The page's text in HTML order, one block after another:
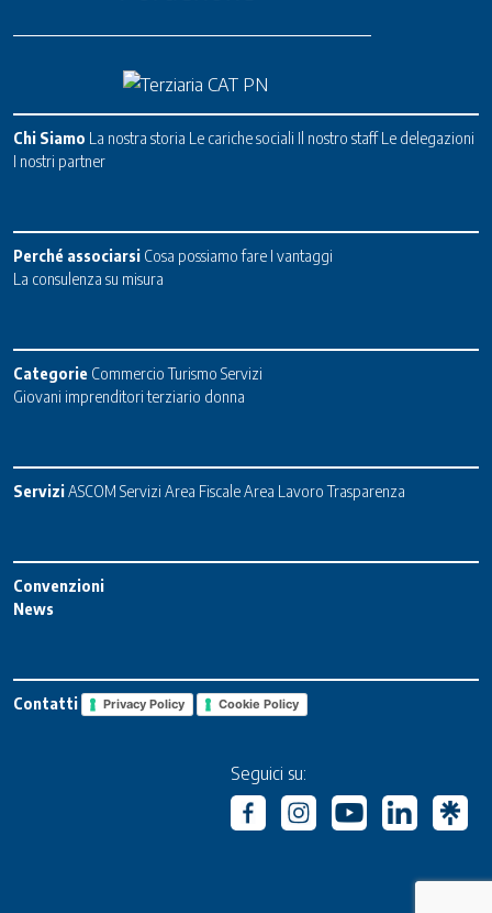
Chi Siamo La nostra storia Le cariche sociali Il nostro staff Le delegazioni
I nostri partner
Perché associarsi Cosa possiamo fare I vantaggi
La consulenza su misura
Categorie Commercio Turismo Servizi
Giovani imprenditori terziario donna
ServiziASCOM Servizi Area FiscaleArea Lavoro Trasparenza
Convenzioni
News
Contatti Privacy Policy Cookie Policy
Seguici su: